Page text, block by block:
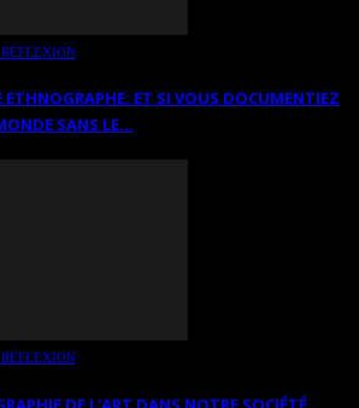
ETHNOGRAPHE: ET SI VOUS DOCUMENTIEZ
SANS LE…